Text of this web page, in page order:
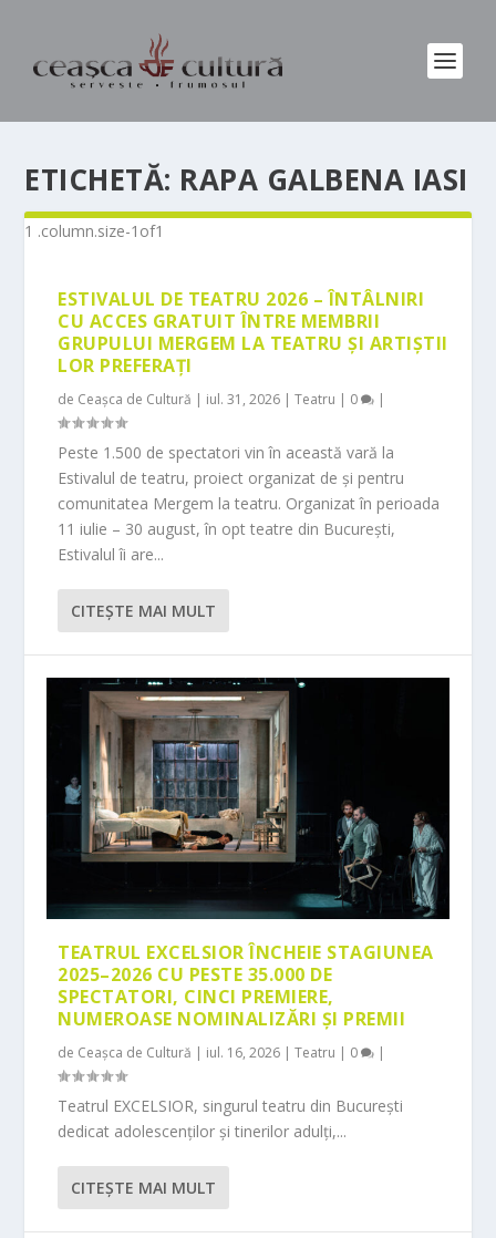
ETICHETĂ: RAPA GALBENA IASI
ESTIVALUL DE TEATRU 2026 – ÎNTÂLNIRI
CU ACCES GRATUIT ÎNTRE MEMBRII
GRUPULUI MERGEM LA TEATRU ȘI ARTIȘTII
LOR PREFERAȚI
de Ceașca de Cultură | iul. 31, 2026 |Teatru | 0 |
Peste 1.500 de spectatori vin în această vară la
Estivalul de teatru, proiect organizat de și pentru
comunitatea Mergem la teatru. Organizat în perioada
11 iulie – 30 august, în opt teatre din București,
Estivalul îi are...
CITEŞTE MAI MULT
TEATRUL EXCELSIOR ÎNCHEIE STAGIUNEA
2025–2026 CU PESTE 35.000 DE
SPECTATORI, CINCI PREMIERE,
NUMEROASE NOMINALIZĂRI ȘI PREMII
de Ceașca de Cultură | iul. 16, 2026 |Teatru | 0 |
Teatrul EXCELSIOR, singurul teatru din București
dedicat adolescenților și tinerilor adulți,...
CITEŞTE MAI MULT